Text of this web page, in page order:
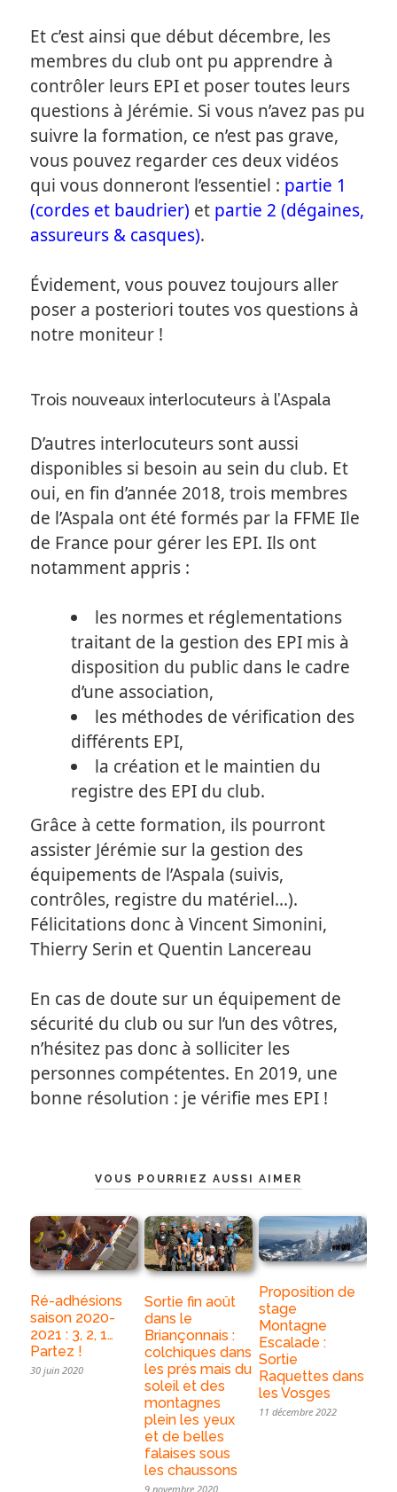
Et c’est ainsi que début décembre, les
membres du club ont pu apprendre à
contrôler leurs EPI et poser toutes leurs
questions à Jérémie. Si vous n’avez pas pu
suivre la formation, ce n’est pas grave,
vous pouvez regarder ces deux vidéos
qui vous donneront l’essentiel : partie 1
(cordes et baudrier) et partie 2 (dégaines,
assureurs & casques).
Évidement, vous pouvez toujours aller
poser a posteriori toutes vos questions à
notre moniteur !
Trois nouveaux interlocuteurs à l’Aspala
D’autres interlocuteurs sont aussi
disponibles si besoin au sein du club. Et
oui, en fin d’année 2018, trois membres
de l’Aspala ont été formés par la FFME Ile
de France pour gérer les EPI. Ils ont
notamment appris :
les normes et réglementations
traitant de la gestion des EPI mis à
disposition du public dans le cadre
d’une association,
les méthodes de vérification des
différents EPI,
la création et le maintien du
registre des EPI du club.
Grâce à cette formation, ils pourront
assister Jérémie sur la gestion des
équipements de l’Aspala (suivis,
contrôles, registre du matériel…).
Félicitations donc à Vincent Simonini,
Thierry Serin et Quentin Lancereau
En cas de doute sur un équipement de
sécurité du club ou sur l’un des vôtres,
n’hésitez pas donc à solliciter les
personnes compétentes. En 2019, une
bonne résolution : je vérifie mes EPI !
VOUS POURRIEZ AUSSI AIMER
Ré-adhésions
saison 2020-
2021 : 3, 2, 1…
Partez !
30 juin 2020
Sortie fin août
dans le
Briançonnais :
colchiques dans
les prés mais du
soleil et des
montagnes
plein les yeux
et de belles
falaises sous
les chaussons
9 novembre 2020
Proposition de
stage
Montagne
Escalade :
Sortie
Raquettes dans
les Vosges
11 décembre 2022